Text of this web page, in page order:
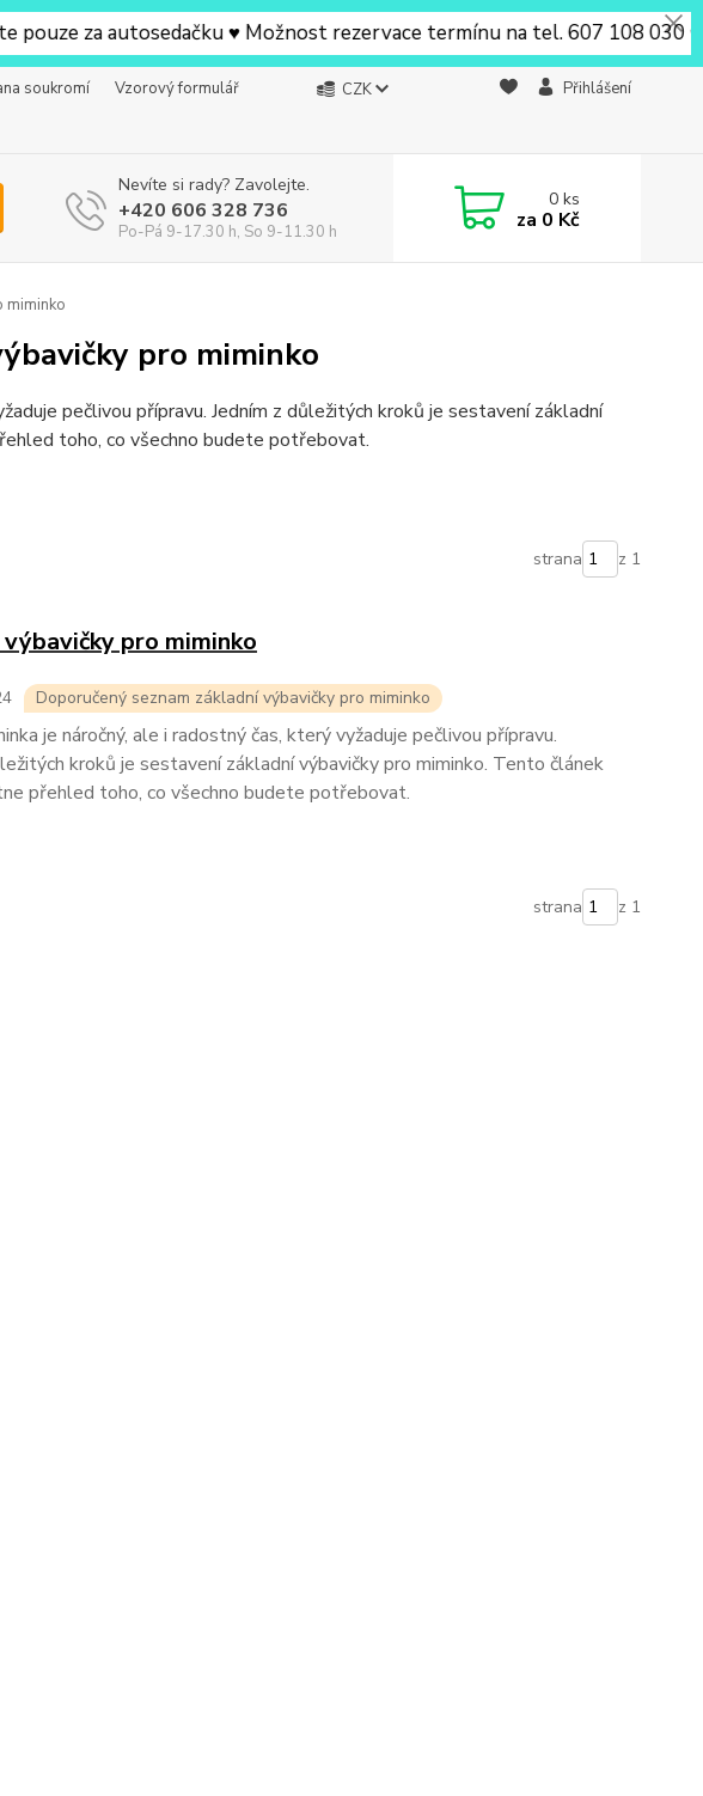
za autosedačku ♥ Možnost rezervace termínu na tel. 607 108 030 ♥ V
soukromí
Vzorový formulář
CZK Přihlášení
Nevíte si rady? Zavolejte.
+420 606 328 736
Po-Pá 9-17.30 h, So 9-11.30 h
0ks
za 0 Kč
miminko
pro miminko
pečlivou přípravu. Jedním z důležitých kroků je sestavení základní
toho, co všechno budete potřebovat.
strana z 1
pro miminko
Doporučený seznam základní výbavičky pro miminko
je náročný, ale i radostný čas, který vyžaduje pečlivou přípravu.
kroků je sestavení základní výbavičky pro miminko. Tento článek
přehled toho, co všechno budete potřebovat.
strana z 1